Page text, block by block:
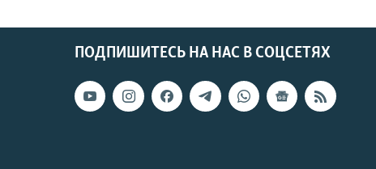
ПОДПИШИТЕСЬ НА НАС В СОЦСЕТЯХ